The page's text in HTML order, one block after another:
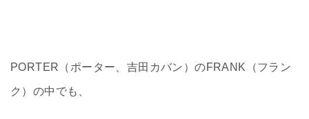
PORTER（ポーター、吉田カバン）のFRANK（フラン
ク）の中でも、